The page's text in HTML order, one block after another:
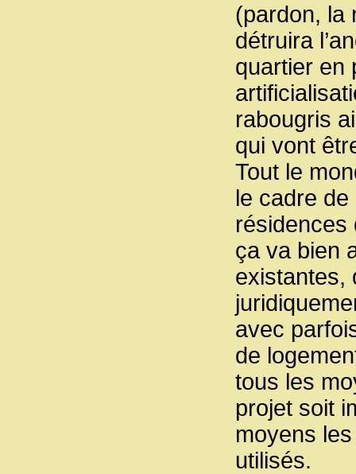
(pardon, la
détruira
quartier en
rabougris
qui vont
Tout le
le cadre
résidences
ça va bien
existantes,
avec
de
tous les
projet soit
moyens
utilisés.